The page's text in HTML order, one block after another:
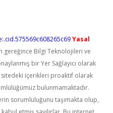
Yasal
gereğince Bilgi Teknolojileri ve
bir Yer Sağlayıcı olarak
içerikleri proaktif olarak
bulunmamaktadır.
sorumluluğunu taşımakta olup,